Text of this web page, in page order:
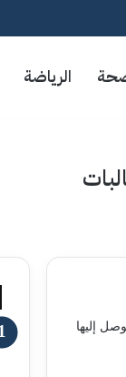
الرياضة
تسويات تم التوصل إليها